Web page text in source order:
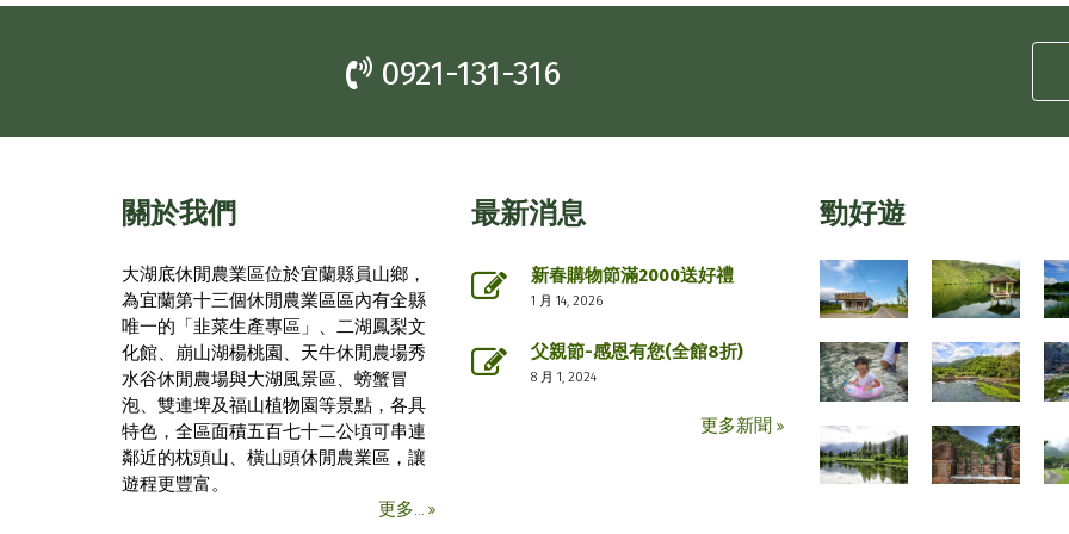
0921-131-316
關於我們
大湖底休閒農業區位於宜蘭縣員山鄉，
為宜蘭第十三個休閒農業區區內有全縣
唯一的「韭菜生產專區」、二湖鳳梨文
化館、崩山湖楊桃園、天牛休閒農場秀
水谷休閒農場與大湖風景區、螃蟹冒
泡、雙連埤及福山植物園等景點，各具
特色，全區面積五百七十二公頃可串連
鄰近的枕頭山、橫山頭休閒農業區，讓
遊程更豐富。
更多...
最新消息
新春購物節滿2000送好禮
1 月 14, 2026
父親節-感恩有您(全館8折)
8 月 1, 2024
更多新聞
勁好遊